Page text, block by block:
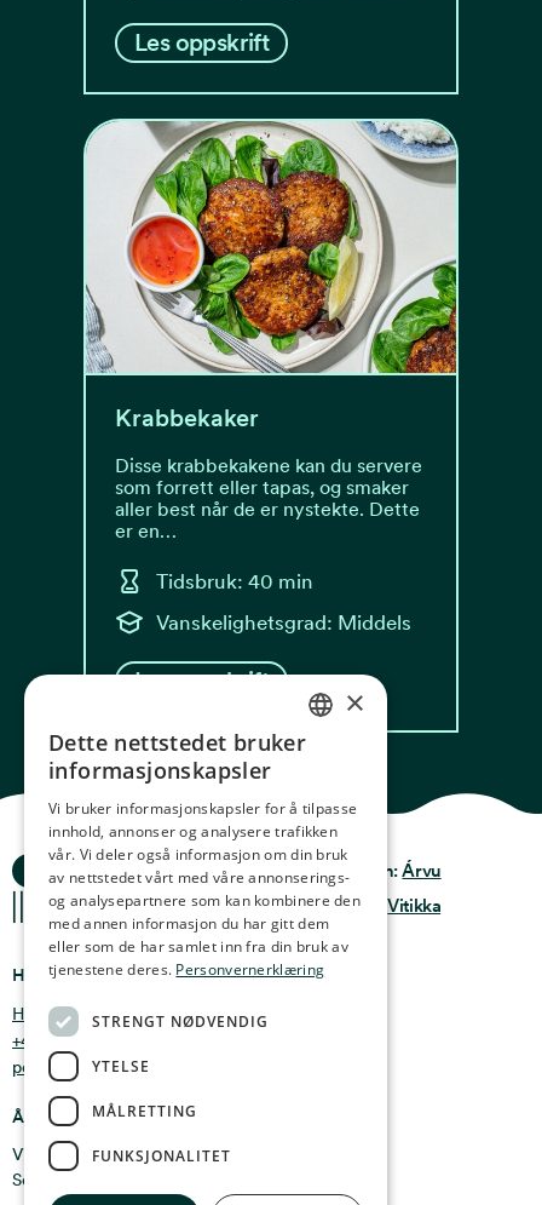
Les oppskrift
Krabbekaker
Disse krabbekakene kan du servere
som forrett eller tapas, og smaker
aller best når de er nystekte. Dette
er en…
Tidsbruk: 40 min
Vanskelighetsgrad: Middels
Les oppskrift
Ocean Stories
Hvor finner du oss
Holmen 4b, 9750 Honningsvåg, Norge
+47 47 99 00 95
post@oceanstories.no
Åpningstider
Vintersesong 1. nov - 30. april: Man - søn 10-16
Sommersesong 1. mai - 31. okt: Man - søn 10-18
Privacy & Policy
Terms & conditions
Design:Árvu
Kode:Vitikka
NORWEGIAN
GERMAN
FRENCH
SPANISH
FINNISH
×
Dette nettstedet bruker
informasjonskapsler
Vi bruker informasjonskapsler for å tilpasse
innhold, annonser og analysere trafikken
vår. Vi deler også informasjon om din bruk
av nettstedet vårt med våre annonserings-
og analysepartnere som kan kombinere den
med annen informasjon du har gitt dem
eller som de har samlet inn fra din bruk av
tjenestene deres. Personvernerklæring
STRENGT NØDVENDIG
YTELSE
MÅLRETTING
FUNKSJONALITET